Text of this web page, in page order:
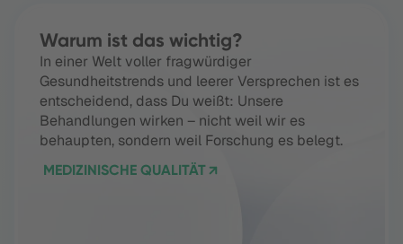
Warum ist das wichtig?
In einer Welt voller fragwürdiger
Gesundheitstrends und leerer Versprechen ist es
entscheidend, dass Du weißt: Unsere
Behandlungen wirken – nicht weil wir es
behaupten, sondern weil Forschung es belegt.
MEDIZINISCHE QUALITÄT